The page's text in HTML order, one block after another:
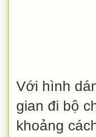
Với hình
gian đi bộ
khoảng